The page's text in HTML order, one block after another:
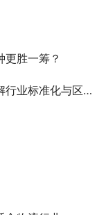
胜一筹？
化与区域化难题？